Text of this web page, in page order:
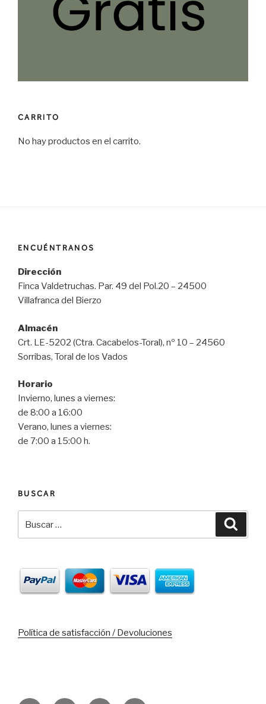
CARRITO
No hay productos en el carrito.
ENCUÉNTRANOS
Dirección
Finca Valdetruchas. Par. 49 del Pol.20 – 24500
Villafranca del Bierzo
Almacén
Crt. LE-5202 (Ctra. Cacabelos-Toral), nº 10 – 24560
Sorribas, Toral de los Vados
Horario
Invierno, lunes a viernes:
de 8:00 a 16:00
Verano, lunes a viernes:
de 7:00 a 15:00 h.
BUSCAR
por:
Política de satisfacción / Devoluciones